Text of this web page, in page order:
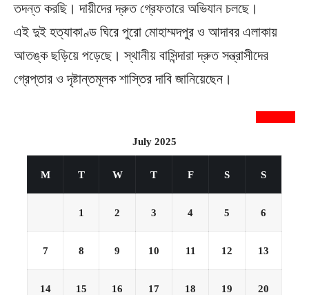
তদন্ত করছি। দায়ীদের দ্রুত গ্রেফতারে অভিযান চলছে।
এই দুই হত্যাকাণ্ড ঘিরে পুরো মোহাম্মদপুর ও আদাবর এলাকায়
আতঙ্ক ছড়িয়ে পড়েছে। স্থানীয় বাসিন্দারা দ্রুত সন্ত্রাসীদের
গ্রেপ্তার ও দৃষ্টান্তমূলক শাস্তির দাবি জানিয়েছেন।
July 2025
M T W T F S S
1 2 3 4 5 6
7 8 9 10 11 12 13
14 15 16 17 18 19 20